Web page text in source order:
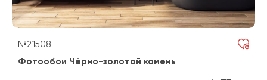
№21508
Фотообои Чёрно-золотой камень